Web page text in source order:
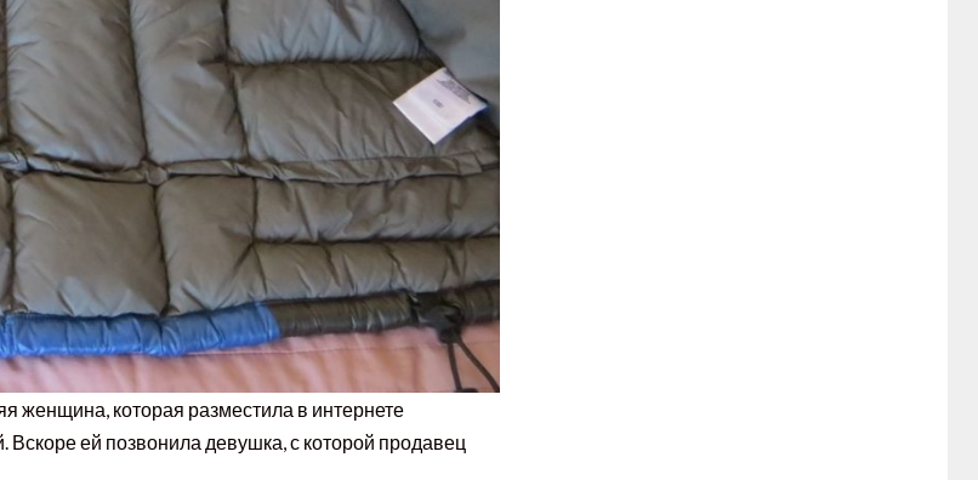
женщина, которая разместила в интернете
ей позвонила девушка, с которой продавец